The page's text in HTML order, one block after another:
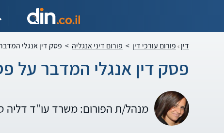
דין פורום עורכי דין > פורום דיני אנגליה > פסק דין אנגלי
פסק דין אנגלי המדבר על
מנהל/ת הפורום: משרד עו"ד דליה